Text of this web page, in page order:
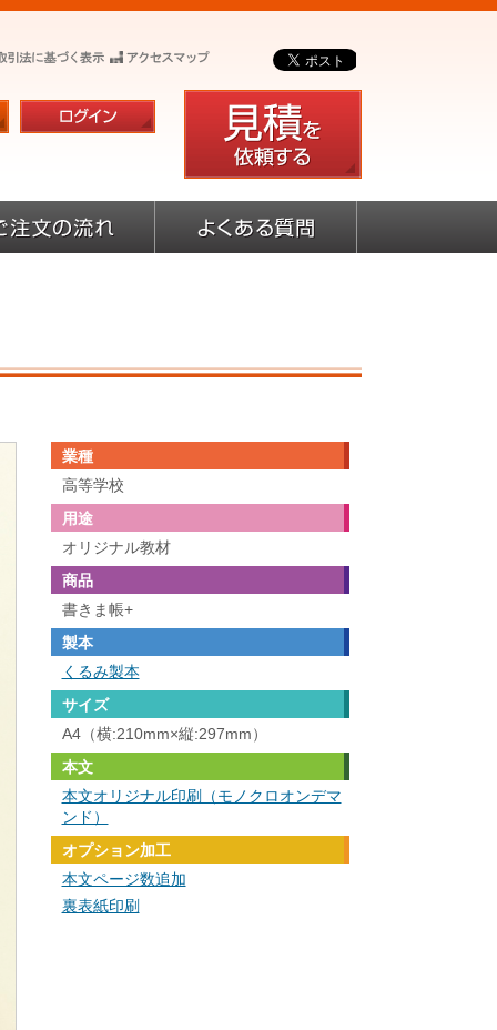
業種
高等学校
用途
オリジナル教材
商品
書きま帳+
製本
くるみ製本
サイズ
A4（横:210mm×縦:297mm）
本文
本文オリジナル印刷（モノクロオンデマ
ンド）
オプション加工
本文ページ数追加
裏表紙印刷